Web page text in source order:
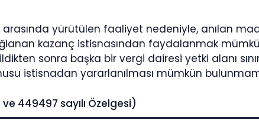
arasında yürütülen faaliyet nedeniyle, anılan
kazanç istisnasından faydalanmak
sonra başka bir vergi dairesi yetki alanı
istisnadan yararlanılması mümkün
449497 sayılı Özelgesi)